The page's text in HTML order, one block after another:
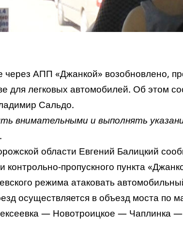
АПП «Джанкой» возобновлено,
для легковых автомобилей. Об этом
Сальдо.
внимательными и выполнять
области Евгений Балицкий
контрольно-пропускного пункта
режима атаковать
осуществляется в объезд моста по
— Новотроицкое — Чаплинка